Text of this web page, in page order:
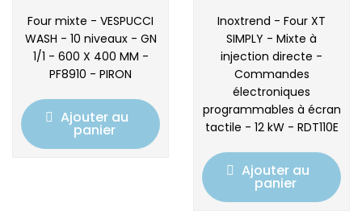
Four mixte - VESPUCCI
WASH - 10 niveaux - GN
1/1 - 600 X 400 MM -
PF8910 - PIRON
Ajouter au
panier
Inoxtrend - Four XT
SIMPLY - Mixte à
injection directe -
Commandes
électroniques
programmables à écran
tactile - 12 kW - RDT110E
Ajouter au
panier